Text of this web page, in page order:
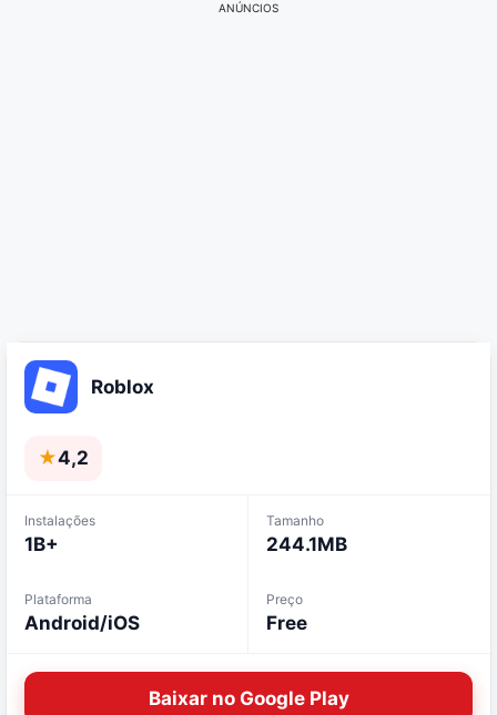
ANÚNCIOS
Roblox
★4,2
Instalações
1B+
Tamanho
244.1MB
Plataforma
Android/iOS
Preço
Free
Baixar no Google Play